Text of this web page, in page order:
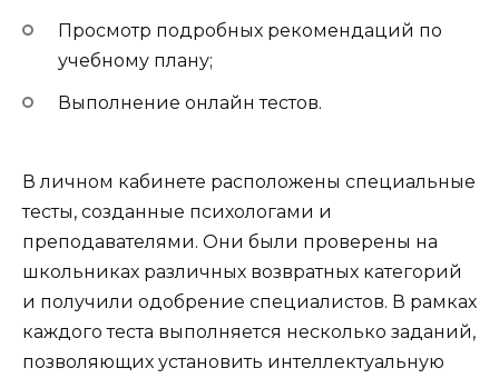
Просмотр подробных рекомендаций по
учебному плану;
Выполнение онлайн тестов.
В личном кабинете расположены специальные
тесты, созданные психологами и
преподавателями. Они были проверены на
школьниках различных возвратных категорий
и получили одобрение специалистов. В рамках
каждого теста выполняется несколько заданий,
позволяющих установить интеллектуальную